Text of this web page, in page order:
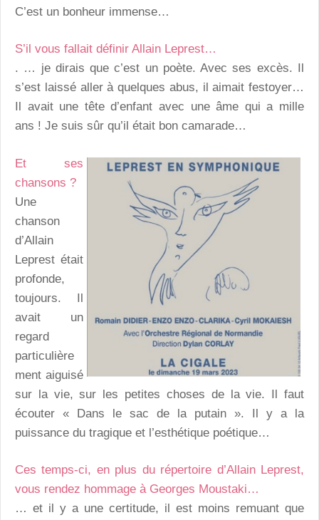
C’est un bonheur immense…
S’il vous fallait définir Allain Leprest…
. … je dirais que c’est un poète. Avec ses excès. Il
s’est laissé aller à quelques abus, il aimait festoyer…
Il avait une tête d’enfant avec une âme qui a mille
ans ! Je suis sûr qu’il était bon camarade…
Et ses
chansons ?
Une
chanson
d’Allain
Leprest était
profonde,
toujours. Il
avait un
regard
particulière
ment aiguisé
sur la vie, sur les petites choses de la vie. Il faut
écouter « Dans le sac de la putain ». Il y a la
puissance du tragique et l’esthétique poétique…
Ces temps-ci, en plus du répertoire d’Allain Leprest,
vous rendez hommage à Georges Moustaki…
… et il y a une certitude, il est moins remuant que